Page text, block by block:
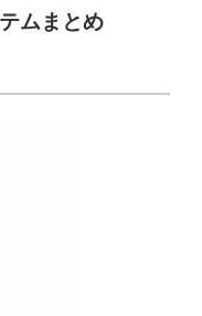
ムまとめ